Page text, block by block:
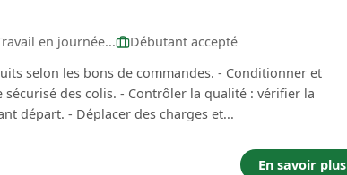
en journée...
Débutant accepté
selon les bons de commandes. - Conditionner et
des colis. - Contrôler la qualité : vérifier la
départ. - Déplacer des charges et...
En savoir plus